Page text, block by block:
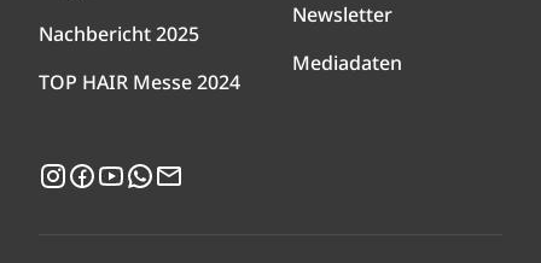
Nachbericht 2025
TOP HAIR Messe 2024
Newsletter
Mediadaten
Instagram
Facebook
YouTubeWhatsApp